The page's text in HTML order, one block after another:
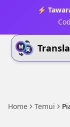
⚡
Home Temui